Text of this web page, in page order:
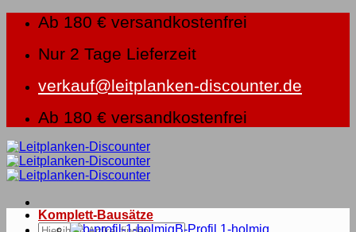
springen
Ab 180 € versandkostenfrei
Nur 2 Tage Lieferzeit
verkauf@leitplanken-discounter.de
Ab 180 € versandkostenfrei
Suche
Komplett-Bausätze
B-Profil 1-holmig